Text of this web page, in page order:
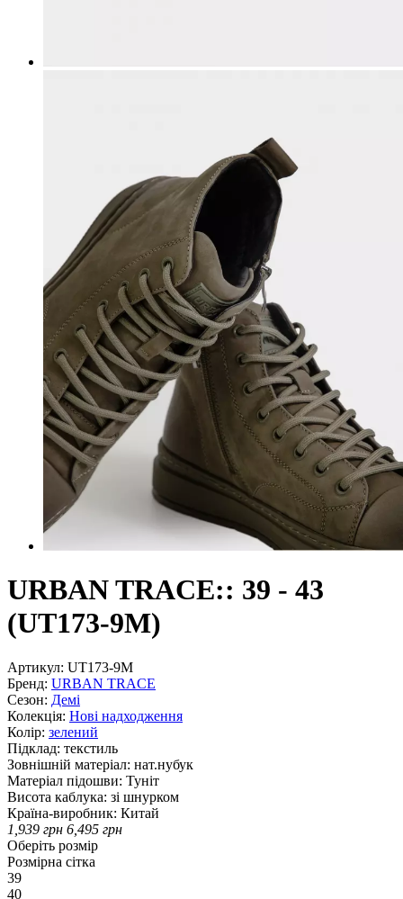
URBAN TRACE:: 39 - 43
(UT173-9M)
Артикул: UT173-9M
Бренд: URBAN TRACE
Сезон: Демі
Колекція: Нові надходження
Колір: зелений
Підклад: текстиль
Зовнішній матеріал: нат.нубук
Матеріал підошви: Туніт
Висота каблука: зі шнурком
Країна-виробник: Китай
1,939 грн 6,495 грн
Оберіть розмір
Розмірна сітка
39
40